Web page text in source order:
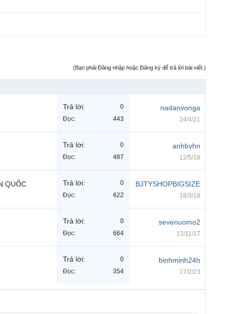
(Bạn phải Đăng nhập hoặc Đăng ký để trả lời bài viết.)
Trả lời:
0
Đọc:
443
nadanvonga
24/4/21
Trả lời:
0
Đọc:
487
anhbvhn
12/5/18
QUỐC Trả lời:
0
Đọc:
622
BJTYSHOPBIGSIZE
18/3/18
Trả lời:
0
Đọc:
664
sevenuomo2
13/11/17
Trả lời:
0
Đọc:
354
binhminh24h
17/2/23